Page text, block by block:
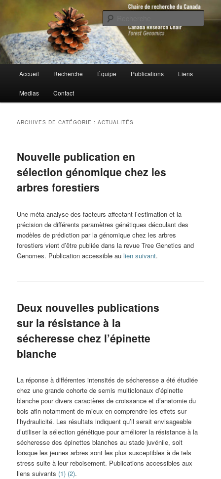
principal
secondaireChaire de recherche du Canada en
génomique forestière
principal
Accueil Recherche Équipe Publications Liens
Medias Contact
ARCHIVES DE CATÉGORIE :ACTUALITÉS
Nouvelle publication en
sélection génomique chez les
arbres forestiers
Une méta-analyse des facteurs affectant l’estimation et la
précision de différents paramètres génétiques découlant des
modèles de prédiction par la génomique chez les arbres
forestiers vient d’être publiée dans la revue Tree Genetics and
Genomes. Publication accessible au lien suivant.
Deux nouvelles publications
sur la résistance à la
sécheresse chez l’épinette
blanche
La réponse à différentes intensités de sécheresse a été étudiée
chez une grande cohorte de semis multiclonaux d’épinette
blanche pour divers caractères de croissance et d’anatomie du
bois afin notamment de mieux en comprendre les effets sur
l’hydraulicité. Les résultats indiquent qu’il serait envisageable
d’utiliser la sélection génétique pour améliorer la résistance à la
sécheresse des épinettes blanches au stade juvénile, soit
lorsque les jeunes arbres sont les plus susceptibles à de tels
stress suite à leur reboisement. Publications accessibles aux
liens suivants (1) (2).